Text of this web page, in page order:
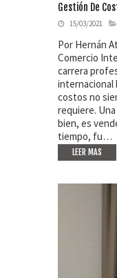
Gestión De
15/03/2021
Por Hernán
Comercio
carrera
internacional
costos no
requiere.
bien, es
tiempo, fu…
LEER MAS